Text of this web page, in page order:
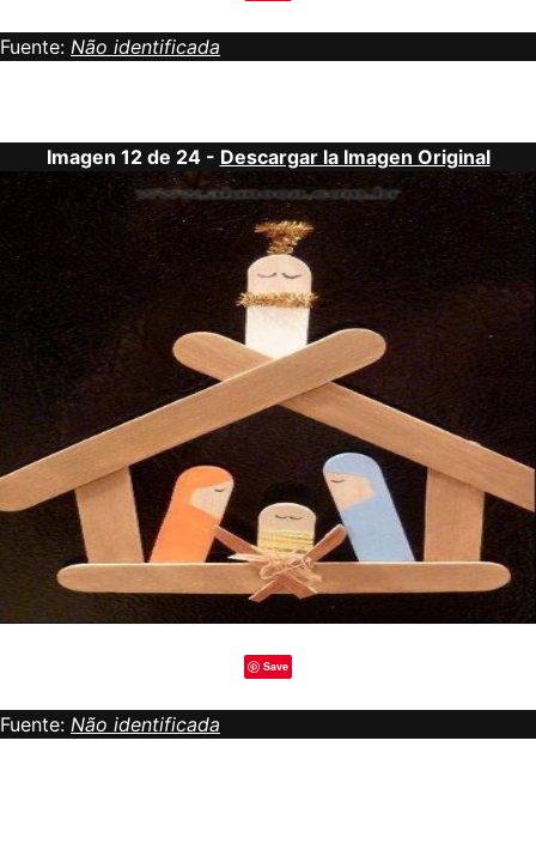
Fuente: Não identificada
Imagen 12 de 24 - Descargar la Imagen Original
Save
Fuente: Não identificada